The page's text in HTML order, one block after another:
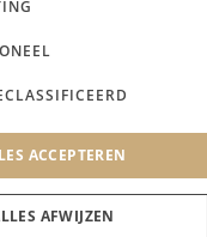
ACCEPTEREN
AFWIJZEN